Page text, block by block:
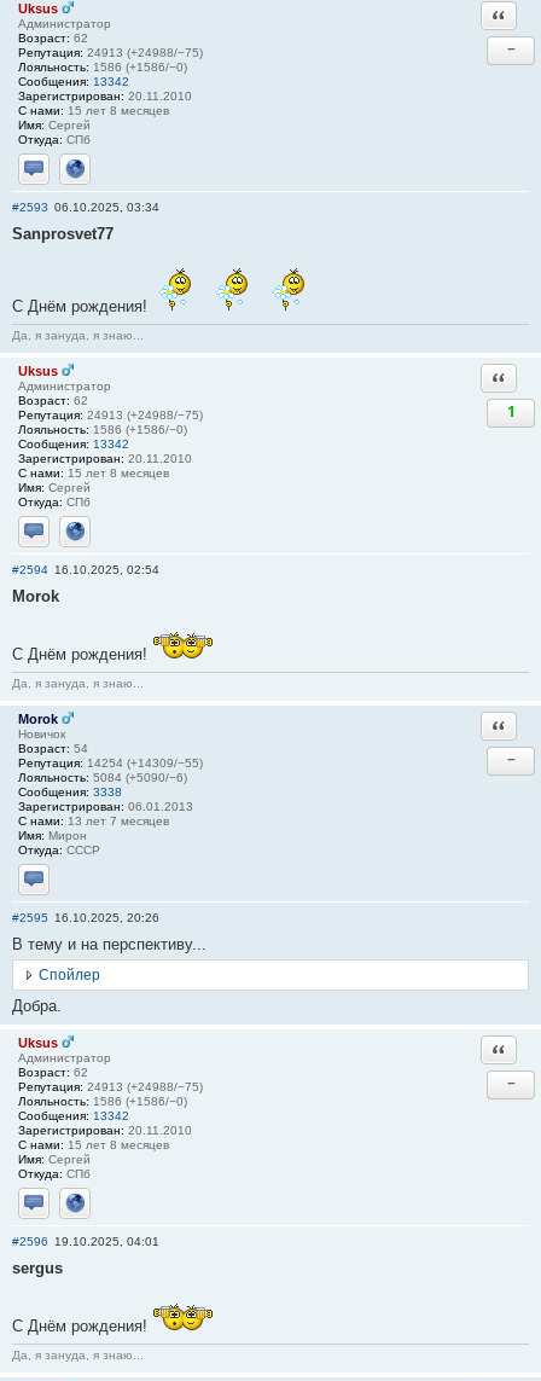
Uksus
Администратор
Возраст: 62
Репутация: 24913 (+24988/−75)
Лояльность: 1586 (+1586/−0)
Сообщения: 13342
Зарегистрирован: 20.11.2010
С нами: 15 лет 8 месяцев
Имя: Сергей
Откуда: СПб
Отправить личное сообщение
Сайт
−
#2593 06.10.2025, 03:34
Sanprosvet77
С Днём рождения!
Да, я зануда, я знаю...
Uksus
Администратор
Возраст: 62
Репутация: 24913 (+24988/−75)
Лояльность: 1586 (+1586/−0)
Сообщения: 13342
Зарегистрирован: 20.11.2010
С нами: 15 лет 8 месяцев
Имя: Сергей
Откуда: СПб
Отправить личное сообщение
Сайт
1
#2594 16.10.2025, 02:54
Morok
С Днём рождения!
Да, я зануда, я знаю...
Morok
Новичок
Возраст: 54
Репутация: 14254 (+14309/−55)
Лояльность: 5084 (+5090/−6)
Сообщения: 3338
Зарегистрирован: 06.01.2013
С нами: 13 лет 7 месяцев
Имя: Мирон
Откуда: СССР
Отправить личное сообщение
−
#2595 16.10.2025, 20:26
В тему и на перспективу...
Спойлер
Добра.
Uksus
Администратор
Возраст: 62
Репутация: 24913 (+24988/−75)
Лояльность: 1586 (+1586/−0)
Сообщения: 13342
Зарегистрирован: 20.11.2010
С нами: 15 лет 8 месяцев
Имя: Сергей
Откуда: СПб
Отправить личное сообщение
Сайт
−
#2596 19.10.2025, 04:01
sergus
С Днём рождения!
Да, я зануда, я знаю...